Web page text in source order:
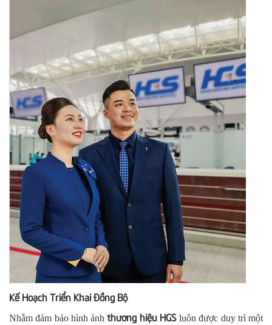
Kế Hoạch Triển Khai Đồng Bộ
Nhằm đảm bảo hình ảnhthương hiệu HGSluôn được duy trì một